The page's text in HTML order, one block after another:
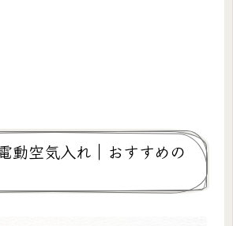
動空気入れ｜おすすめの